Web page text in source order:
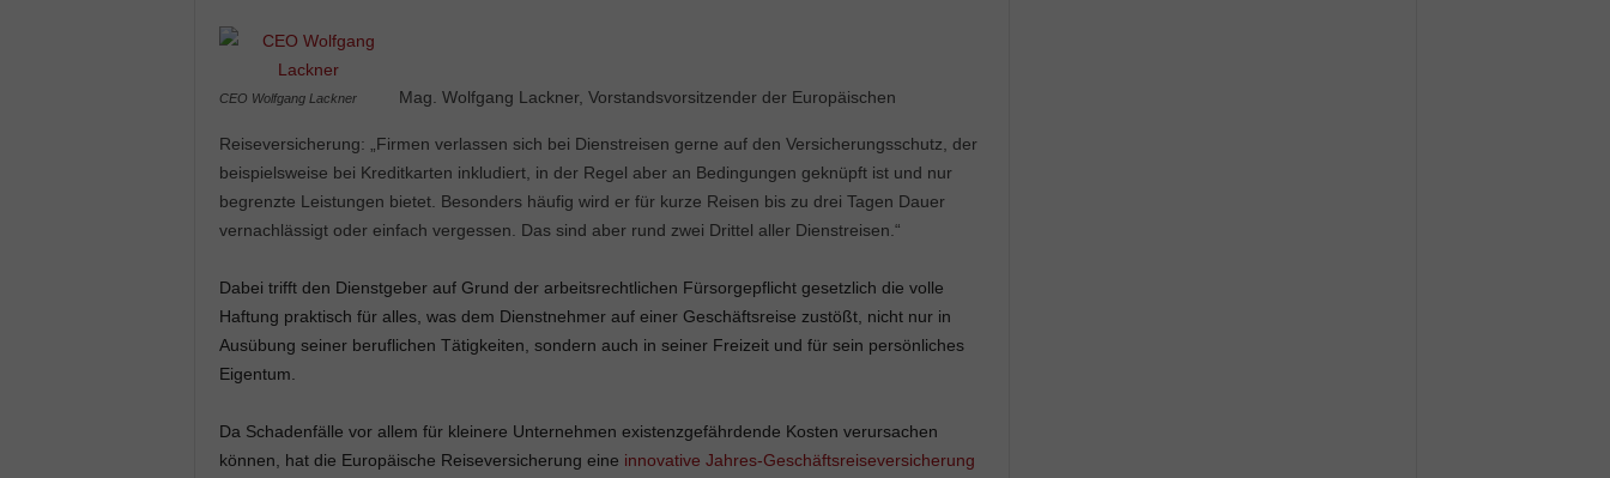
CEO Wolfgang Lackner Mag. Wolfgang Lackner, Vorstandsvorsitzender der Europäischen
Reiseversicherung: „Firmen verlassen sich bei Dienstreisen gerne auf den Versicherungsschutz, der
beispielsweise bei Kreditkarten inkludiert, in der Regel aber an Bedingungen geknüpft ist und nur
begrenzte Leistungen bietet. Besonders häufig wird er für kurze Reisen bis zu drei Tagen Dauer
vernachlässigt oder einfach vergessen. Das sind aber rund zwei Drittel aller Dienstreisen.“
Dabei trifft den Dienstgeber auf Grund der arbeitsrechtlichen Fürsorgepflicht gesetzlich die volle
Haftung praktisch für alles, was dem Dienstnehmer auf einer Geschäftsreise zustößt, nicht nur in
Ausübung seiner beruflichen Tätigkeiten, sondern auch in seiner Freizeit und für sein persönliches
Eigentum.
Da Schadenfälle vor allem für kleinere Unternehmen existenzgefährdende Kosten verursachen
können, hat die Europäische Reiseversicherung eine innovative Jahres-Geschäftsreiseversicherung